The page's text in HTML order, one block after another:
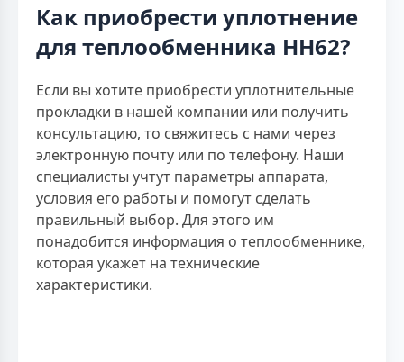
Как приобрести уплотнение
для теплообменника НН62?
Если вы хотите приобрести уплотнительные
прокладки в нашей компании или получить
консультацию, то свяжитесь с нами через
электронную почту или по телефону. Наши
специалисты учтут параметры аппарата,
условия его работы и помогут сделать
правильный выбор. Для этого им
понадобится информация о теплообменнике,
которая укажет на технические
характеристики.